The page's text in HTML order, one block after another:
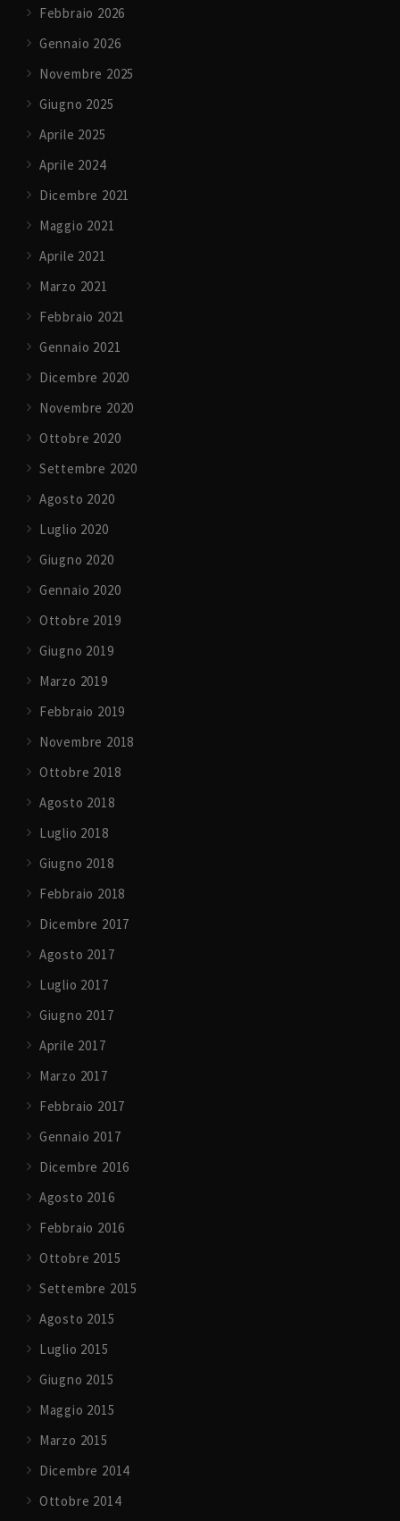
Febbraio 2026
Gennaio 2026
Novembre 2025
Giugno 2025
Aprile 2025
Aprile 2024
Dicembre 2021
Maggio 2021
Aprile 2021
Marzo 2021
Febbraio 2021
Gennaio 2021
Dicembre 2020
Novembre 2020
Ottobre 2020
Settembre 2020
Agosto 2020
Luglio 2020
Giugno 2020
Gennaio 2020
Ottobre 2019
Giugno 2019
Marzo 2019
Febbraio 2019
Novembre 2018
Ottobre 2018
Agosto 2018
Luglio 2018
Giugno 2018
Febbraio 2018
Dicembre 2017
Agosto 2017
Luglio 2017
Giugno 2017
Aprile 2017
Marzo 2017
Febbraio 2017
Gennaio 2017
Dicembre 2016
Agosto 2016
Febbraio 2016
Ottobre 2015
Settembre 2015
Agosto 2015
Luglio 2015
Giugno 2015
Maggio 2015
Marzo 2015
Dicembre 2014
Ottobre 2014